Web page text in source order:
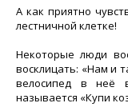
А как приятно
лестничной клетке!
Некоторые люди
восклицать: «Нам и
велосипед в неё
называется «Купи